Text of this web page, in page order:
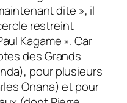
dite », il
restreint
Kagame ». Car
des Grands
pour plusieurs
Onana) et pour